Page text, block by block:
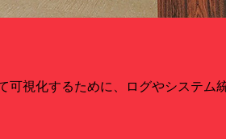
視化するために、ログやシステ